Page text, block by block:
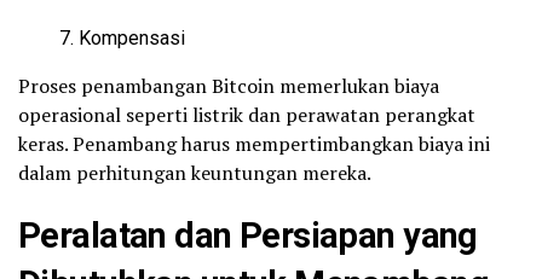
Kompensasi
Proses penambangan Bitcoin memerlukan biaya
operasional seperti listrik dan perawatan perangkat
keras. Penambang harus mempertimbangkan biaya ini
dalam perhitungan keuntungan mereka.
Peralatan dan Persiapan yang